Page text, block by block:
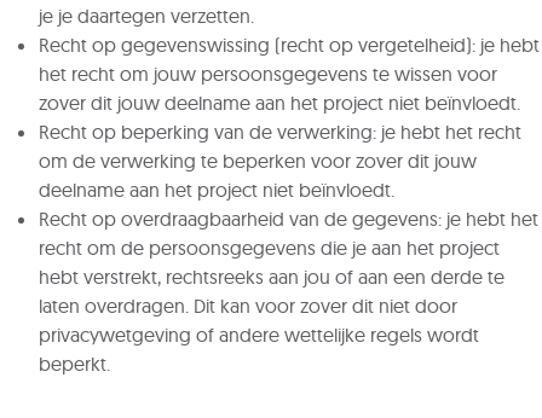
je je daartegen verzetten.
Recht op gegevenswissing (recht op vergetelheid): je hebt
het recht om jouw persoonsgegevens te wissen voor
zover dit jouw deelname aan het project niet beïnvloedt.
Recht op beperking van de verwerking: je hebt het recht
om de verwerking te beperken voor zover dit jouw
deelname aan het project niet beïnvloedt.
Recht op overdraagbaarheid van de gegevens: je hebt het
recht om de persoonsgegevens die je aan het project
hebt verstrekt, rechtsreeks aan jou of aan een derde te
laten overdragen. Dit kan voor zover dit niet door
privacywetgeving of andere wettelijke regels wordt
beperkt.